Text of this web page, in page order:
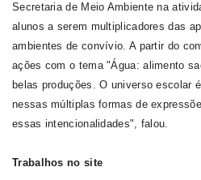
Secretaria de Meio Ambiente na
alunos a serem multiplicadores das
ambientes de convívio. A partir do
ações com o tema "Água: alimento
belas produções. O universo escolar
nessas múltiplas formas de
essas intencionalidades", falou.
Trabalhos no site